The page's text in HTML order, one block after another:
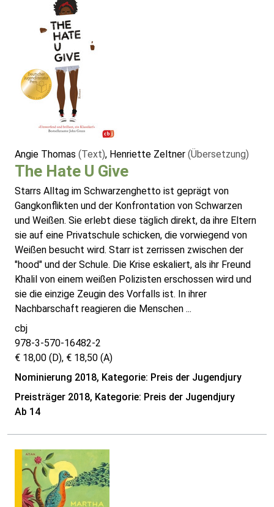
Angie Thomas (Text), Henriette Zeltner (Übersetzung)
The Hate U Give
Starrs Alltag im Schwarzenghetto ist geprägt von
Gangkonflikten und der Konfrontation von Schwarzen
und Weißen. Sie erlebt diese täglich direkt, da ihre Eltern
sie auf eine Privatschule schicken, die vorwiegend von
Weißen besucht wird. Starr ist zerrissen zwischen der
"hood" und der Schule. Die Krise eskaliert, als ihr Freund
Khalil von einem weißen Polizisten erschossen wird und
sie die einzige Zeugin des Vorfalls ist. In ihrer
Nachbarschaft reagieren die Menschen ...
cbj
978-3-570-16482-2
€ 18,00 (D), € 18,50 (A)
Nominierung 2018, Kategorie: Preis der Jugendjury
Preisträger 2018, Kategorie: Preis der Jugendjury
Ab 14